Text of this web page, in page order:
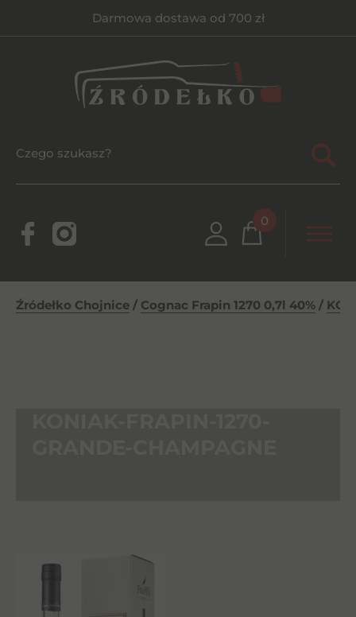
Darmowa dostawa od 700 zł
0
Źródełko Chojnice / Cognac Frapin 1270 0,7l 40% /